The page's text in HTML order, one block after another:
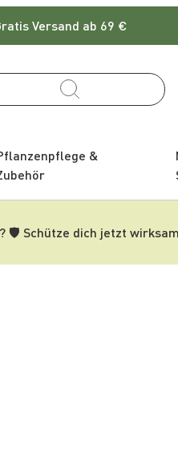
Versand ab 69 €
&
🛡️ Schütze dich jetzt